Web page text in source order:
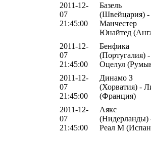
2011-12-
07
21:45:00
Базель
(Швейцария) -
Манчестер
Юнайтед
2011-12-
07
21:45:00
Бенфика
(Португалия) -
Оцелул
2011-12-
07
21:45:00
Динамо З
(Хорватия) -
(Франция)
2011-12-
07
21:45:00
Аякс
(Нидерланды)
Реал М